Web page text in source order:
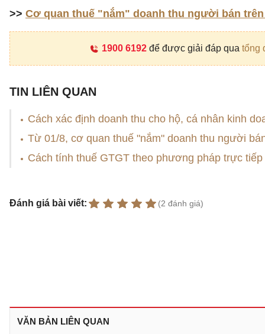
>> Cơ quan thuế "nắm" doanh thu người bán trên
1900 6192để được giải đáp qua tổng
TIN LIÊN QUAN
Cách xác định doanh thu cho hộ, cá nhân kinh
Từ 01/8, cơ quan thuế "nắm" doanh thu người
Cách tính thuế GTGT theo phương pháp trực
Đánh giá bài viết: (2 đánh giá)
VĂN BẢN LIÊN QUAN